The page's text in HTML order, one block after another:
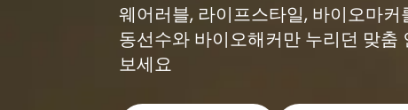
웨어러블, 라이프스타일, 바이오마
동선수와 바이오해커만 누리던 맞
보세요